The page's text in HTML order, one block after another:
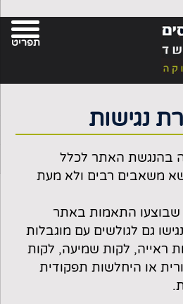
נגישות
בהנגשת האתר לכלל
משאבים רבים ולא מעת
התאמות באתר
גם לגולשים עם מוגבלות
ראייה, לקות שמיעה, לקות
או היחלשות תפקודית
תפריט